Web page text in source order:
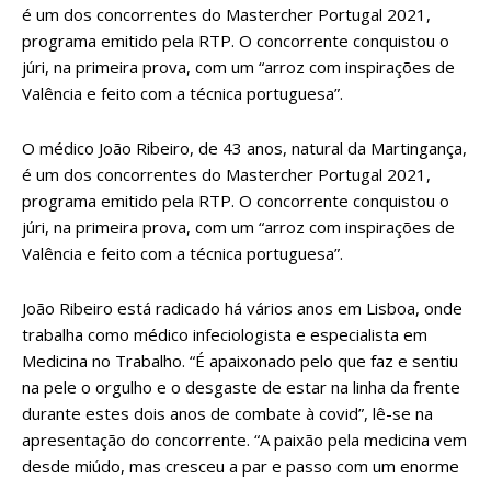
é um dos concorrentes do Mastercher Portugal 2021,
programa emitido pela RTP. O concorrente conquistou o
júri, na primeira prova, com um “arroz com inspirações de
Valência e feito com a técnica portuguesa”.
O médico João Ribeiro, de 43 anos, natural da Martingança,
é um dos concorrentes do Mastercher Portugal 2021,
programa emitido pela RTP. O concorrente conquistou o
júri, na primeira prova, com um “arroz com inspirações de
Valência e feito com a técnica portuguesa”.
João Ribeiro está radicado há vários anos em Lisboa, onde
trabalha como médico infeciologista e especialista em
Medicina no Trabalho. “É apaixonado pelo que faz e sentiu
na pele o orgulho e o desgaste de estar na linha da frente
durante estes dois anos de combate à covid”, lê-se na
apresentação do concorrente. “A paixão pela medicina vem
desde miúdo, mas cresceu a par e passo com um enorme